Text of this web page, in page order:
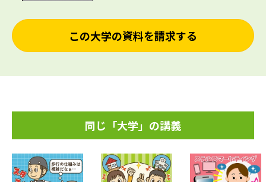
この大学の資料を請求する
同じ「大学」の講義